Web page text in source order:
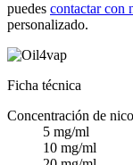
puedes contactar con
personalizado.
Ficha técnica
Concentración de
5 mg/ml
10 mg/ml